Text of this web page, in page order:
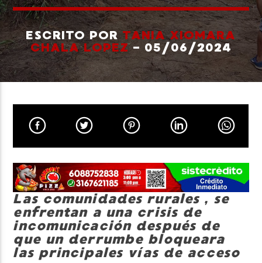
CANCIÓN ACTUAL
TÍTULO
ARTISTA
Neiva Estereo
ESCRITO PORTANIA XIOMARA
CHALA LOPEZ- 05/06/2024
Las comunidades rurales , se
enfrentan a una crisis de
incomunicación después de
que un derrumbe bloqueara
las principales vías de acceso